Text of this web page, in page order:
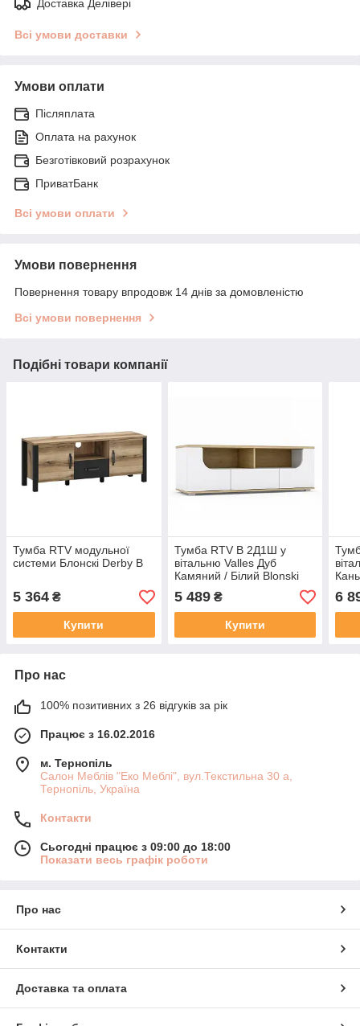
Доставка Делівері
Всі умови доставки
Умови оплати
Післяплата
Оплата на рахунок
Безготівковий розрахунок
ПриватБанк
Всі умови оплати
Умови повернення
Повернення товару впродовж 14 днів за домовленістю
Всі умови повернення
Подібні товари компанії
Тумба RTV модульної
системи Блонскі Derby B
5 364 ₴
Купити
Тумба RTV B 2Д1Ш у
вітальню Valles Дуб
Камяний / Білий Blonski
5 489₴
Купити
6
Про нас
100% позитивних з 26 відгуків за рік
Працює з 16.02.2016
м. Тернопіль
Салон Меблів "Еко Меблі", вул.Текстильна 30 а,
Тернопіль, Україна
Контакти
Сьогодні працює з 09:00 до 18:00
Показати весь графік роботи
Про нас
Контакти
Доставка та оплата